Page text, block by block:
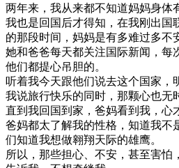
两年来，我从来都不知道妈妈身体
我也是回国后才得知，在我刚出国
的那段时间，妈妈是有多难过多不
她和爸爸每天都关注国际新闻，每
他们都提心吊胆的。
听着我今天跟他们说去这个国家，
我说旅行快乐的同时，那颗心也无
直到我回国到家，爸妈看到我，心
爸妈都太了解我的性格，知道我不
们知道我想做翱翔天际的雄鹰。
所以，那些担心、不安，甚至害怕